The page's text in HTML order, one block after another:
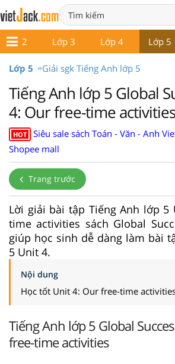
Lớp 2 Lớp 3 Lớp 4 Lớp 5
Lớp 5 Giải sgk Tiếng Anh lớp 5
Tiếng Anh lớp 5 Global
4: Our free-time activities
HOT
Siêu sale sách Toán - Văn - Anh
Shopee mall
Trang trước
Lời giải bài tập Tiếng Anh lớp 5
time activities sách Global
giúp học sinh dễ dàng làm bài
5 Unit 4.
Nội dung
Học tốt Unit 4: Our free-time
Tiếng Anh lớp 5 Global
free-time activities